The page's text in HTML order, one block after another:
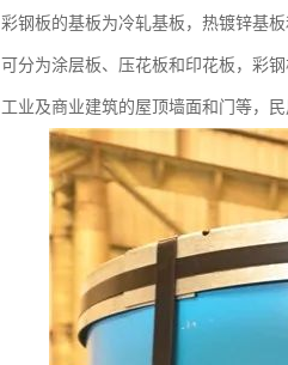
彩钢板的基板为冷轧基板，热镀锌基
可分为涂层板、压花板和印花板，彩
工业及商业建筑的屋顶墙面和门等，